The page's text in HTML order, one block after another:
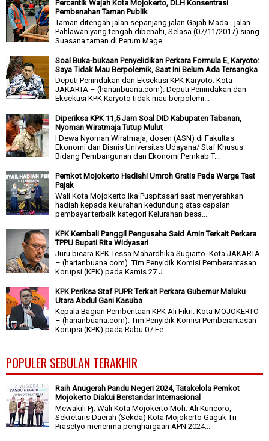
Percantik Wajah Kota Mojokerto, DLH Konsentrasi
Pembenahan Taman Publik
Taman ditengah jalan sepanjang jalan Gajah Mada - jalan
Pahlawan yang tengah dibenahi, Selasa (07/11/2017) siang
Suasana taman di Perum Mage...
Soal Buka-bukaan Penyelidikan Perkara Formula E, Karyoto:
Saya Tidak Mau Berpolemik, Saat Ini Belum Ada Tersangka
Deputi Penindakan dan Eksekusi KPK Karyoto. Kota
JAKARTA – (harianbuana.com). Deputi Penindakan dan
Eksekusi KPK Karyoto tidak mau berpolemi...
Diperiksa KPK 11,5 Jam Soal DID Kabupaten Tabanan,
Nyoman Wiratmaja Tutup Mulut
I Dewa Nyoman Wiratmaja, dosen (ASN) di Fakultas
Ekonomi dan Bisnis Universitas Udayana/ Staf Khusus
Bidang Pembangunan dan Ekonomi Pemkab T...
Pemkot Mojokerto Hadiahi Umroh Gratis Pada Warga Taat
Pajak
Wali Kota Mojokerto Ika Puspitasari saat menyerahkan
hadiah kepada kelurahan kedundung atas capaian
pembayar terbaik kategori Kelurahan besa...
KPK Kembali Panggil Pengusaha Said Amin Terkait Perkara
TPPU Bupati Rita Widyasari
Juru bicara KPK Tessa Mahardhika Sugiarto. Kota JAKARTA
– (harianbuana.com). Tim Penyidik Komisi Pemberantasan
Korupsi (KPK) pada Kamis 27 J...
KPK Periksa Staf PUPR Terkait Perkara Gubernur Maluku
Utara Abdul Gani Kasuba
Kepala Bagian Pemberitaan KPK Ali Fikri. Kota MOJOKERTO
– (harianbuana.com). Tim Penyidik Komisi Pemberantasan
Korupsi (KPK) pada Rabu 07 Fe...
POPULER SEBULAN TERAKHIR
Raih Anugerah Pandu Negeri 2024, Tatakelola Pemkot
Mojokerto Diakui Berstandar Internasional
Mewakili Pj. Wali Kota Mojokerto Moh. Ali Kuncoro,
Sekretaris Daerah (Sekda) Kota Mojokerto Gaguk Tri
Prasetyo menerima penghargaan APN 2024...